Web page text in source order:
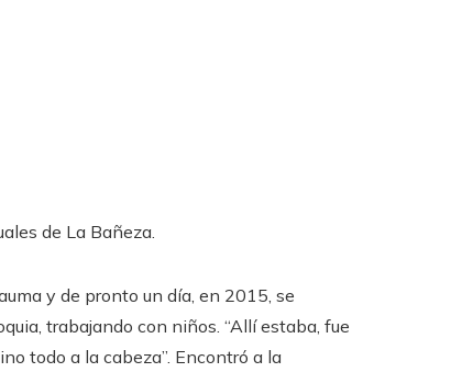
de La Bañeza.
y de pronto un día, en 2015, se
trabajando con niños. “Allí estaba, fue
todo a la cabeza”. Encontró a la